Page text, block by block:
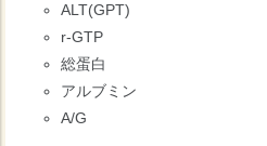
ALT(GPT)
r-GTP
総蛋白
アルブミン
A/G